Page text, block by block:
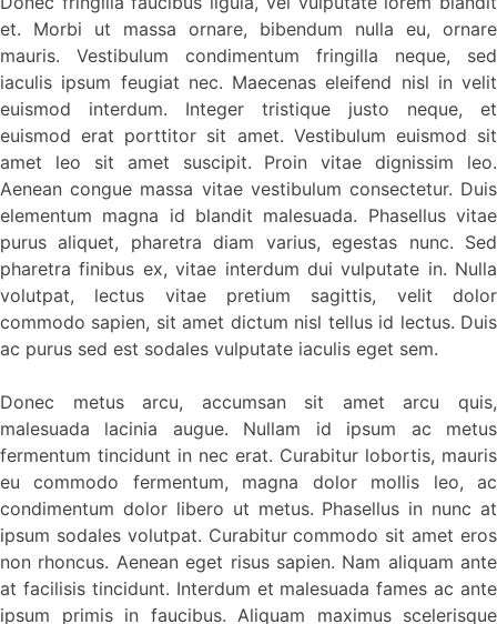
et. Morbi ut massa ornare, bibendum nulla eu, ornare
mauris. Vestibulum condimentum fringilla neque, sed
iaculis ipsum feugiat nec. Maecenas eleifend nisl in velit
euismod interdum. Integer tristique justo neque, et
euismod erat porttitor sit amet. Vestibulum euismod sit
amet leo sit amet suscipit. Proin vitae dignissim leo.
Aenean congue massa vitae vestibulum consectetur. Duis
elementum magna id blandit malesuada. Phasellus vitae
purus aliquet, pharetra diam varius, egestas nunc. Sed
pharetra finibus ex, vitae interdum dui vulputate in. Nulla
volutpat, lectus vitae pretium sagittis, velit dolor
commodo sapien, sit amet dictum nisl tellus id lectus. Duis
ac purus sed est sodales vulputate iaculis eget sem.
Donec metus arcu, accumsan sit amet arcu quis,
malesuada lacinia augue. Nullam id ipsum ac metus
fermentum tincidunt in nec erat. Curabitur lobortis, mauris
eu commodo fermentum, magna dolor mollis leo, ac
condimentum dolor libero ut metus. Phasellus in nunc at
ipsum sodales volutpat. Curabitur commodo sit amet eros
non rhoncus. Aenean eget risus sapien. Nam aliquam ante
at facilisis tincidunt. Interdum et malesuada fames ac ante
ipsum primis in faucibus. Aliquam maximus scelerisque